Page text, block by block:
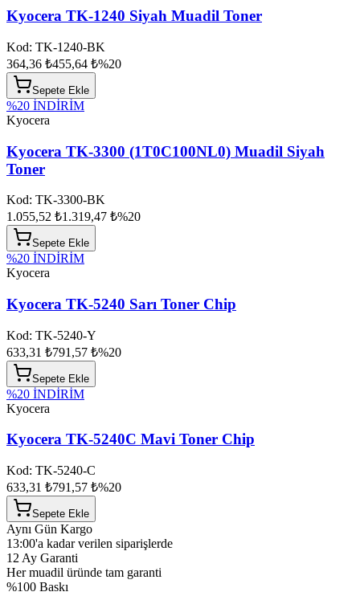
Kyocera TK-1240 Siyah Muadil Toner
Kod: TK-1240-BK
364,36 ₺455,64 ₺%20
Sepete Ekle
%20 İNDİRİM
Kyocera
Kyocera TK-3300 (1T0C100NL0) Muadil Siyah
Toner
Kod: TK-3300-BK
1.055,52 ₺1.319,47 ₺%20
Sepete Ekle
%20 İNDİRİM
Kyocera
Kyocera TK-5240 Sarı Toner Chip
Kod: TK-5240-Y
633,31 ₺791,57 ₺%20
Sepete Ekle
%20 İNDİRİM
Kyocera
Kyocera TK-5240C Mavi Toner Chip
Kod: TK-5240-C
633,31 ₺791,57 ₺%20
Sepete Ekle
Aynı Gün Kargo
13:00'a kadar verilen siparişlerde
12 Ay Garanti
Her muadil üründe tam garanti
%100 Baskı